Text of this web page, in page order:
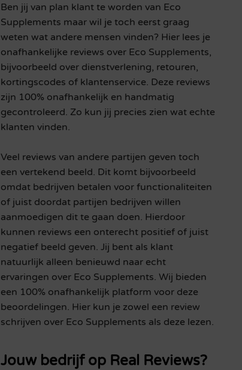
Ben jij van plan klant te worden van Eco
Supplements maar wil je toch eerst graag
weten wat andere mensen vinden? Hier lees je
onafhankelijke reviews over Eco Supplements,
bijvoorbeeld over dienstverlening, retouren,
kortingscodes of klantenservice. Deze reviews
zijn 100% onafhankelijk en handmatig
gecontroleerd. Zo kun jij precies zien wat echte
klanten vinden.
Veel reviews van andere partijen geven toch
een vertekend beeld. Dit komt bijvoorbeeld
omdat bedrijven betalen voor functionaliteiten
of juist doordat partijen bedrijven willen
aanmoedigen dit te gaan doen. Hierdoor
kunnen reviews een onterecht positief of juist
negatief beeld geven. Jij bent als klant
natuurlijk alleen benieuwd naar echt
ervaringen over Eco Supplements. Wij bieden
een 100% onafhankelijk platform voor deze
beoordelingen. Hier kun je zowel een review
schrijven over Eco Supplements als deze lezen.
Jouw bedrijf op Real Reviews?